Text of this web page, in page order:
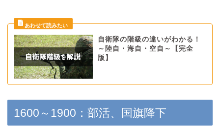
自衛隊の階級の違いがわかる！
～陸自・海自・空自～【完全
版】
1600～1900：部活、国旗降下